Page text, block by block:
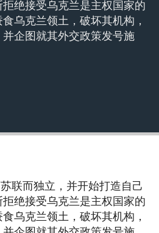
绝接受乌克兰是主权国家的
乌克兰领土，破坏其机构，
企图就其外交政策发号施
联而独立，并开始打造自己
绝接受乌克兰是主权国家的
乌克兰领土，破坏其机构，